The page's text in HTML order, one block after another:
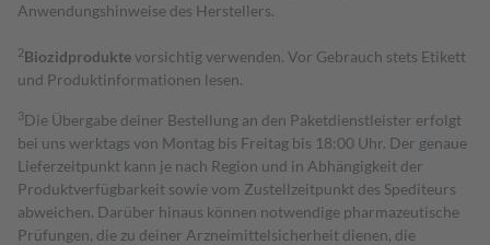
Anwendungshinweise des Herstellers.
2Biozidproduktevorsichtig verwenden. Vor Gebrauch stets Etikett
und Produktinformationen lesen.
3Die Übergabe deiner Bestellung an den Paketdienstleister erfolgt
bei uns werktags von Montag bis Freitag bis 18:00 Uhr. Der genaue
Lieferzeitpunkt kann je nach Region und in Abhängigkeit der
Produktverfügbarkeit sowie vom Zustellzeitpunkt des Spediteurs
abweichen. Darüber hinaus können notwendige pharmazeutische
Prüfungen, die zu deiner Arzneimittelsicherheit dienen, die